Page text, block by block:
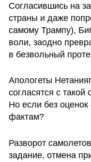
Согласившись на
страны и даже
самому Трампу),
воли, заодно
в безвольный
Апологеты
согласятся с такой
Но если без
фактам?
Разворот
задание, отмена